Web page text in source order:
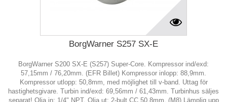
BorgWarner S257 SX-E
BorgWarner S200 SX-E (S257) Super-Core. Kompressor ind/exd:
57,15mm / 76,20mm. (EFR Billet) Kompressor inlopp: 88,9mm.
Kompressor utlopp: 50,8mm, med möjlighet till v-band. Uttag för
hastighetsgivare. Turbin ind/exd: 69,56mm / 61,43mm. Turbinhus säljes
separat! Olja in: 1/4" NPT. Olja ut: 2-bult CC 50,8mm. (M8) Lämplig upp